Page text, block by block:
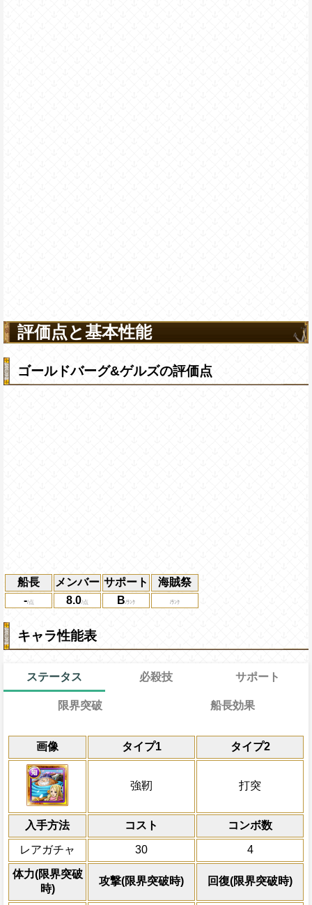
評価点と基本性能
ゴールドバーグ&ゲルズの評価点
船長 メンバー サポート
海賊祭
-
8.0 B
キャラ性能表
ステータス
画像 タイプ1 タイプ2
強靭 打突
入手方法 コスト コンボ数
レアガチャ 30 4
体力(限界突破
時)
攻撃(限界突破時) 回復(限界突破時)
必殺技
通常
限界突破
通常時
一味にかかっている船長効果無効状態を
ロットであり、敵・味方ともに虹スロッ
きない）に変換、必殺発動時すでにスロ
がかかっている時、1ターンの間知属性と
ラの通常攻撃による属性相性の影響を2.5
響を2.75倍にし、必殺発動時場が「ナワ
つ「ナワバリ：打突タイプ」の時、強靭
サポート
効果
冒険中1回限り、敵から船長効果無効状態
の一味の行動時に一味にかかっている船
2ターン回復する
対象
新巨兵海賊団
限界突破
力
習得する効果
自分は吹き飛ばされず、強靭と打突
[力]スロットも有利スロット扱いにな
一味の基礎攻撃力と基礎体力が+150
ダメージを受けて次のターン、自分
+200される/被ダメージ量上昇状態
自分のスロット封じ状態を5ターン回
船長効果
通常時
-
Lv上限突破